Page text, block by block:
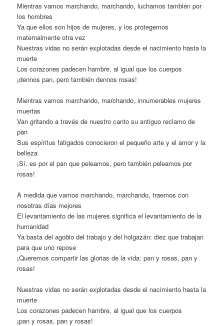
Mientras vamos marchando, marchando, luchamos también por
los hombres
Ya que ellos son hijos de mujeres, y los protegemos
maternalmente otra vez
Nuestras vidas no serán explotadas desde el nacimiento hasta la
muerte
Los corazones padecen hambre, al igual que los cuerpos
¡dennos pan, pero también dennos rosas!
Mientras vamos marchando, marchando, innumerables mujeres
muertas
Van gritando a través de nuestro canto su antiguo reclamo de
pan
Sus espíritus fatigados conocieron el pequeño arte y el amor y la
belleza
¡Sí, es por el pan que peleamos, pero también peleamos por
rosas!
A medida que vamos marchando, marchando, traemos con
nosotras días mejores
El levantamiento de las mujeres significa el levantamiento de la
humanidad
Ya basta del agobio del trabajo y del holgazán: diez que trabajan
para que uno repose
¡Queremos compartir las glorias de la vida: pan y rosas, pan y
rosas!
Nuestras vidas no serán explotadas desde el nacimiento hasta la
muerte
Los corazones padecen hambre, al igual que los cuerpos
¡pan y rosas, pan y rosas!